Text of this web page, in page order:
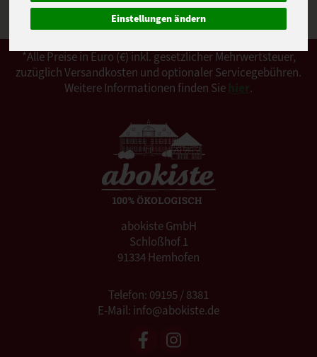
Einstellungen ändern
*Alle Preise in Euro (€) inkl. gesetzlicher Mehrwertsteuer,
zuzüglich Versandkosten und optionaler Servicegebühren.
Weitere Informationen finden Sie
.
abokiste GmbH
Schloßhof 1
91334 Hemhofen
Telefon: 09195 / 8381
E-Mail: info@abokiste.de